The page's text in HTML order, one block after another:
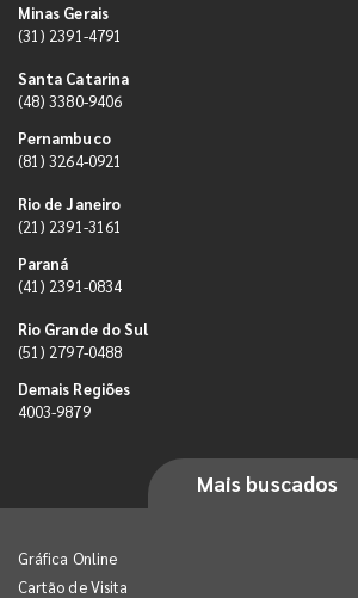
Minas Gerais
(31) 2391-4791
Santa Catarina
(48) 3380-9406
Pernambuco
(81) 3264-0921
Rio de Janeiro
(21) 2391-3161
Paraná
(41) 2391-0834
Rio Grande do Sul
(51) 2797-0488
Demais Regiões
4003-9879
Mais buscados
Gráfica Online
Cartão de Visita